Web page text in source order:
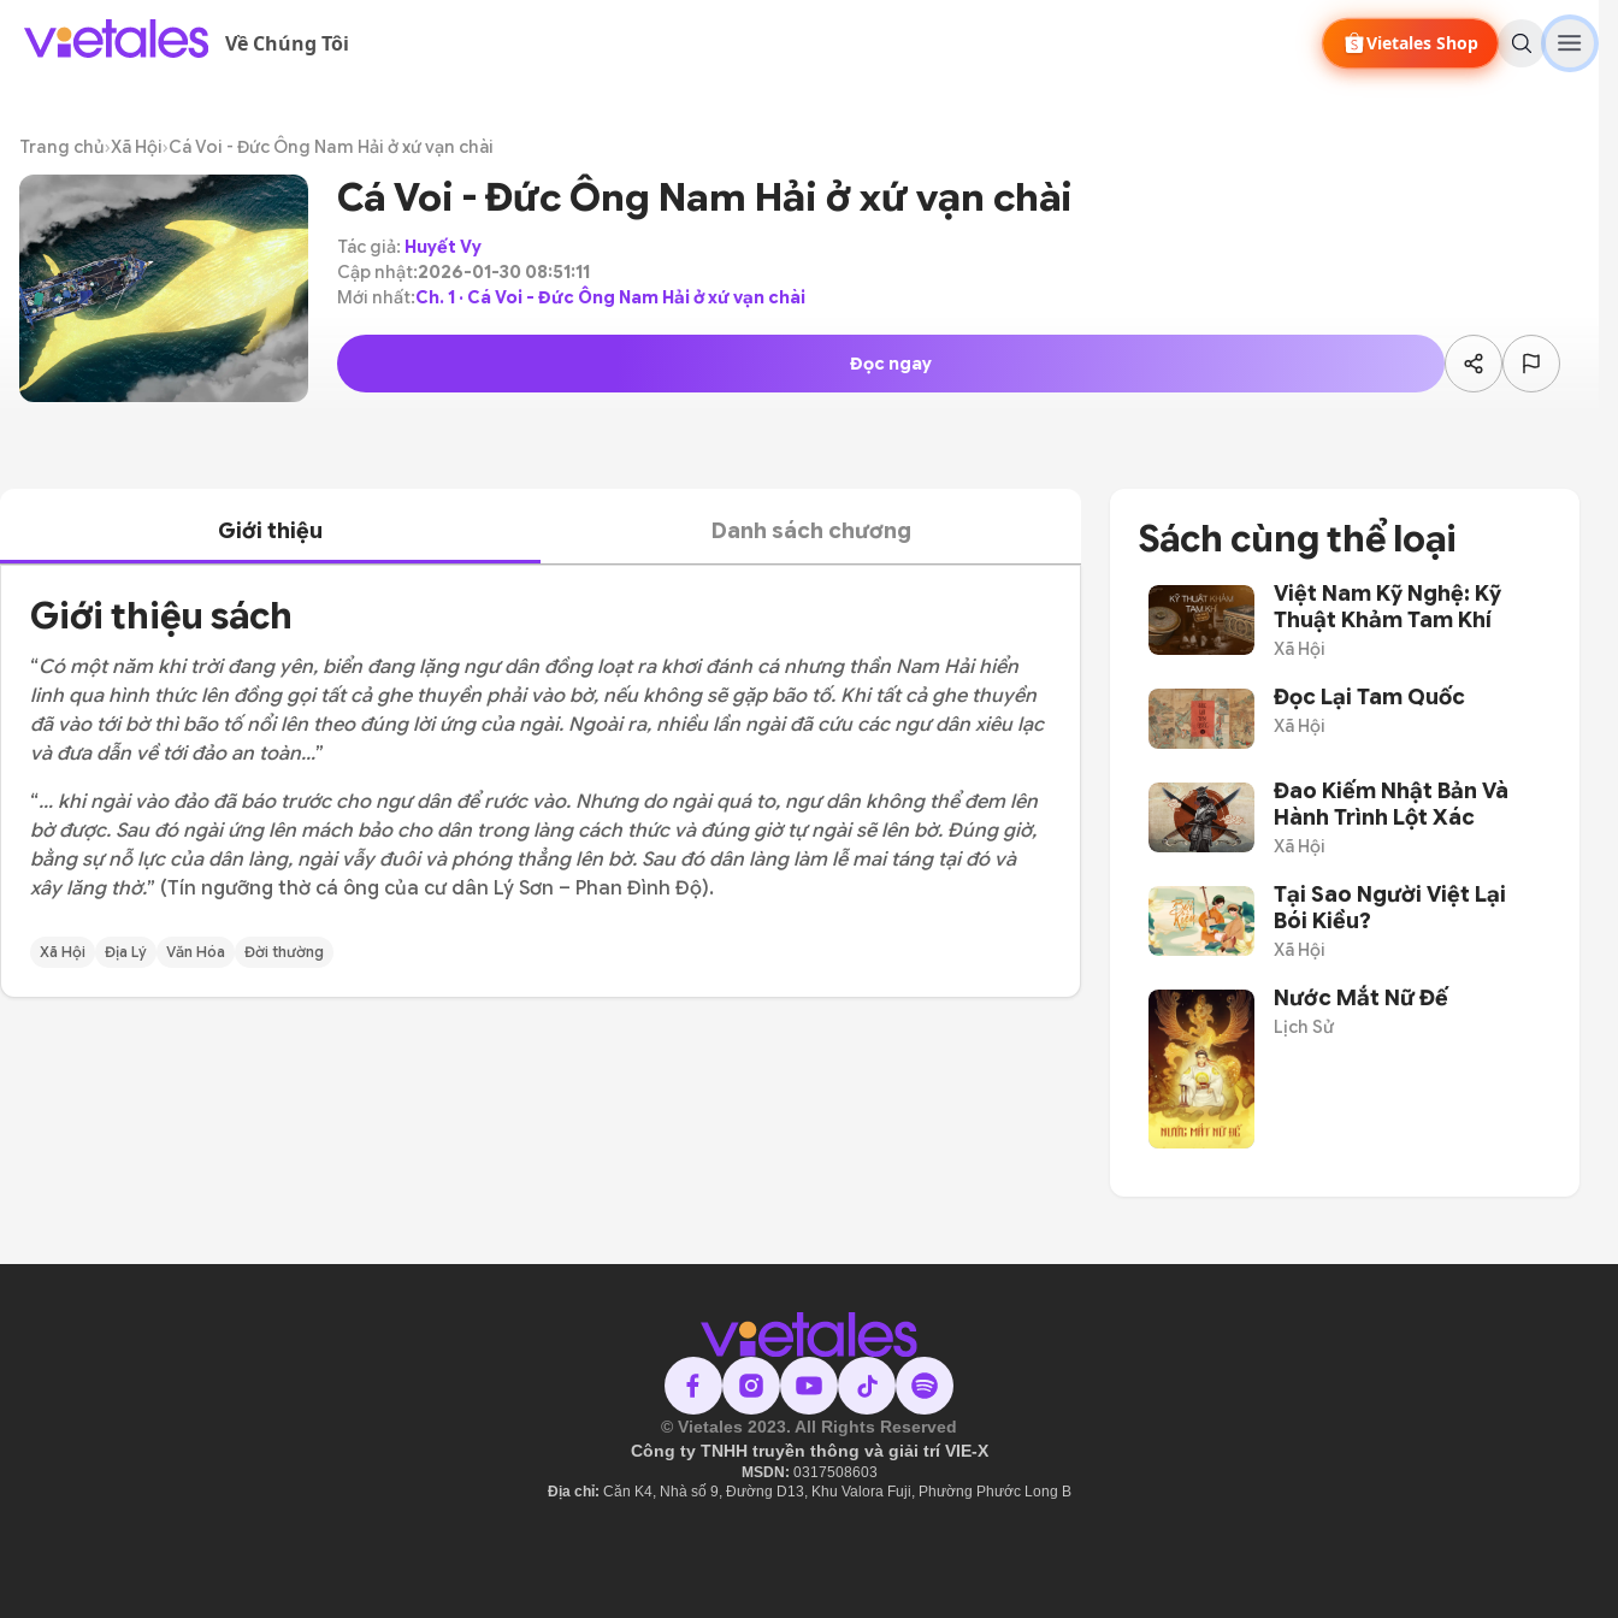
Về Chúng Tôi Vietales Shop
Trang chủ›Xã Hội›Cá Voi - Đức Ông Nam Hải ở xứ vạn chài
Cá Voi - Đức Ông Nam Hải ở xứ vạn chài
Tác giả: Huyết Vy
Cập nhật:2026-01-30 08:51:11
Mới nhất:Ch. 1 · Cá Voi - Đức Ông Nam Hải ở xứ vạn chài
Đọc ngay
Giới thiệu Danh sách chương
Giới thiệu sách
“Có một năm khi trời đang yên, biển đang lặng ngư dân đồng loạt ra khơi đánh cá nhưng thần Nam Hải hiển
linh qua hình thức lên đồng gọi tất cả ghe thuyền phải vào bờ, nếu không sẽ gặp bão tố. Khi tất cả ghe thuyền
đã vào tới bờ thì bão tố nổi lên theo đúng lời ứng của ngài. Ngoài ra, nhiều lần ngài đã cứu các ngư dân xiêu lạc
và đưa dẫn về tới đảo an toàn…”
“… khi ngài vào đảo đã báo trước cho ngư dân để rước vào. Nhưng do ngài quá to, ngư dân không thể đem lên
bờ được. Sau đó ngài ứng lên mách bảo cho dân trong làng cách thức và đúng giờ tự ngài sẽ lên bờ. Đúng giờ,
bằng sự nỗ lực của dân làng, ngài vẫy đuôi và phóng thẳng lên bờ. Sau đó dân làng làm lễ mai táng tại đó và
xây lăng thờ.” (Tín ngưỡng thờ cá ông của cư dân Lý Sơn – Phan Đình Độ).
Xã Hội Địa Lý Văn Hóa Đời thường
Sách cùng thể loại
Việt Nam Kỹ Nghệ: Kỹ
Thuật Khảm Tam Khí
Xã Hội
Đọc Lại Tam Quốc
Xã Hội
Đao Kiếm Nhật Bản Và
Hành Trình Lột Xác
Xã Hội
Tại Sao Người Việt Lại
Bói Kiều?
Xã Hội
Nước Mắt Nữ Đế
Lịch Sử
© Vietales 2023. All Rights Reserved
Công ty TNHH truyền thông và giải trí VIE-X
MSDN: ​ 0317508603
Địa chỉ: Căn K4, Nhà số 9, Đường D13, Khu Valora Fuji, Phường Phước Long B